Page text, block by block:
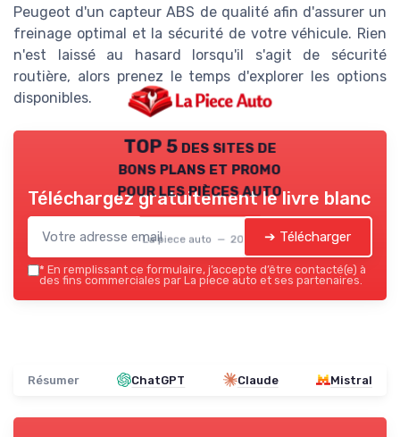
Peugeot d'un capteur ABS de qualité afin d'assurer un
freinage optimal et la sécurité de votre véhicule. Rien
n'est laissé au hasard lorsqu'il s'agit de sécurité
routière, alors prenez le temps d'explorer les options
disponibles.
TOP 5 des sites de
bons plans et promo
pour les pièces auto
La piece auto — 2026
Téléchargez gratuitement le livre blanc
➔ Télécharger
* En remplissant ce formulaire, j’accepte d’être contacté(e) à
des fins commerciales par La piece auto et ses partenaires.
Résumer ChatGPT Claude Mistral